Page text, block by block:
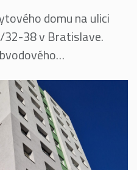
domu na ulici
38 v Bratislave.